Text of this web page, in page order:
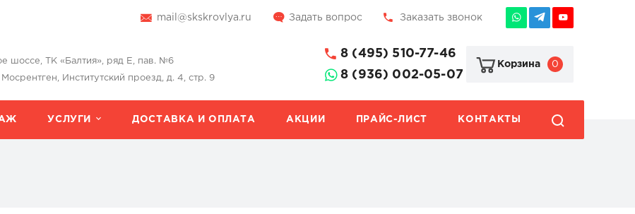
mail@skskrovlya.ru Задать вопрос Заказать звонок
шоссе, ТК «Балтия», ряд Е, пав. №6
Институтский проезд, д. 4, стр. 9
8 (495) 510-77-46
8 (936) 002-05-07
Корзина 0
УСЛУГИ ДОСТАВКА И ОПЛАТА АКЦИИ ПРАЙС-ЛИСТ КОНТАКТЫ